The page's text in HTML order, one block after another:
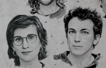
gesellschaft
kultur
sport